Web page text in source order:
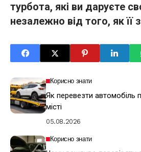
турбота, які ви даруєте
незалежно від того, як її
Корисно знати
Як перевезти автомобіль
місті
05.08.2026
Корисно знати